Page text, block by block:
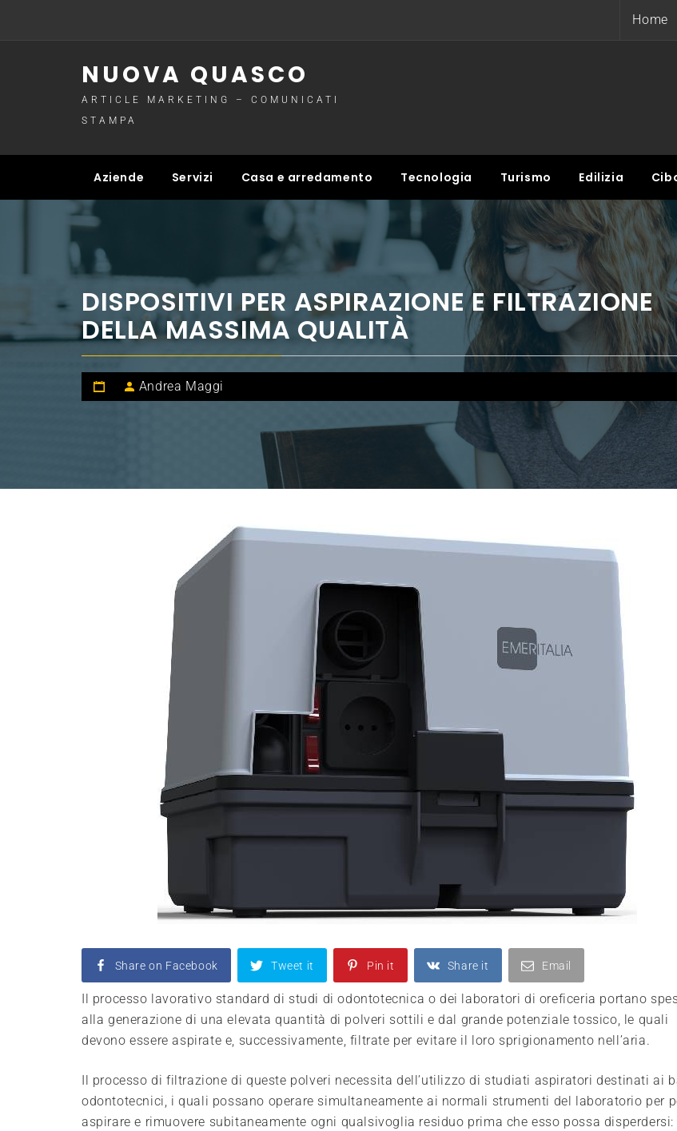
Home
NUOVA QUASCO
ARTICLE MARKETING – COMUNICATI
STAMPA
Aziende Servizi Casa e arredamento Tecnologia Turismo Edilizia
DISPOSITIVI PER ASPIRAZIONE E FILTRAZIONE
DELLA MASSIMA QUALITÀ
Andrea Maggi
Share on Facebook Tweet it Pin it Share it Email
Il processo lavorativo standard di studi di odontotecnica o dei laboratori di oreficeria portano
alla generazione di una elevata quantità di polveri sottili e dal grande potenziale tossico, le quali
devono essere aspirate e, successivamente, filtrate per evitare il loro sprigionamento nell’aria.
Il processo di filtrazione di queste polveri necessita dell’utilizzo di studiati aspiratori destinati ai
odontotecnici, i quali possano operare simultaneamente ai normali strumenti del laboratorio per
aspirare e rimuovere subitaneamente ogni qualsivoglia residuo prima che esso possa disperdersi: